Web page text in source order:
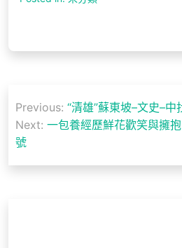
章
導
覽
Previous: “清雄”蘇東坡–文史–
Next: 一包養經歷鮮花歡笑與擁
號